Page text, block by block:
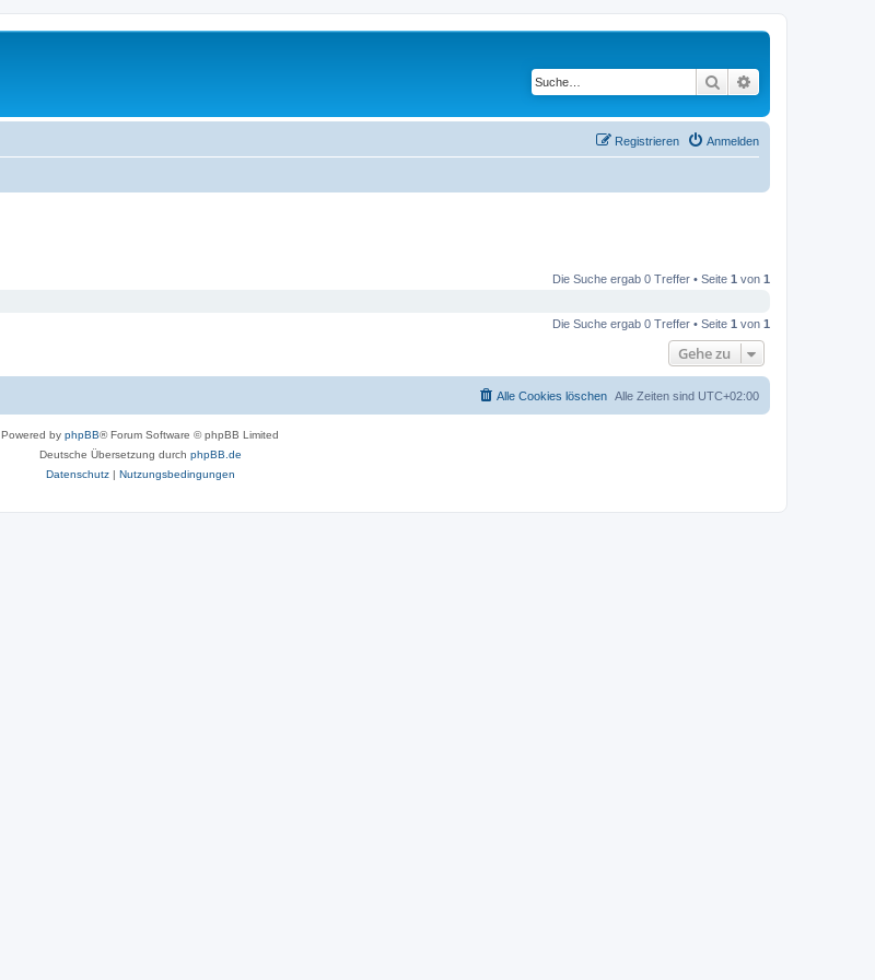
Suche
Anmelden
Registrieren
Die Suche ergab 0 Treffer • Seite 1 von 1
Die Suche ergab 0 Treffer • Seite 1 von 1
Gehe zu
Alle Zeiten sind UTC+02:00
Alle Cookies löschen
Powered by phpBB® Forum Software © phpBB Limited
Deutsche Übersetzung durch phpBB.de
Datenschutz| Nutzungsbedingungen